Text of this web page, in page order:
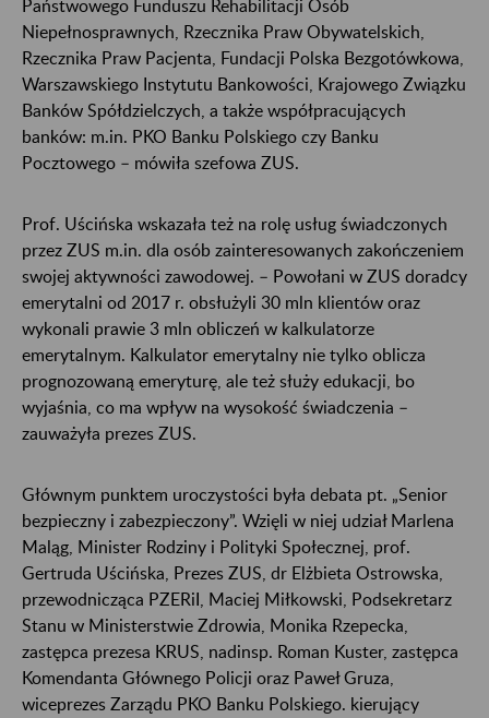
Państwowego Funduszu Rehabilitacji Osób
Niepełnosprawnych, Rzecznika Praw Obywatelskich,
Rzecznika Praw Pacjenta, Fundacji Polska Bezgotówkowa,
Warszawskiego Instytutu Bankowości, Krajowego Związku
Banków Spółdzielczych, a także współpracujących
banków: m.in. PKO Banku Polskiego czy Banku
Pocztowego – mówiła szefowa ZUS.
Prof. Uścińska wskazała też na rolę usług świadczonych
przez ZUS m.in. dla osób zainteresowanych zakończeniem
swojej aktywności zawodowej. – Powołani w ZUS doradcy
emerytalni od 2017 r. obsłużyli 30 mln klientów oraz
wykonali prawie 3 mln obliczeń w kalkulatorze
emerytalnym. Kalkulator emerytalny nie tylko oblicza
prognozowaną emeryturę, ale też służy edukacji, bo
wyjaśnia, co ma wpływ na wysokość świadczenia –
zauważyła prezes ZUS.
Głównym punktem uroczystości była debata pt. „Senior
bezpieczny i zabezpieczony”. Wzięli w niej udział Marlena
Maląg, Minister Rodziny i Polityki Społecznej, prof.
Gertruda Uścińska, Prezes ZUS, dr Elżbieta Ostrowska,
przewodnicząca PZERiI, Maciej Miłkowski, Podsekretarz
Stanu w Ministerstwie Zdrowia, Monika Rzepecka,
zastępca prezesa KRUS, nadinsp. Roman Kuster, zastępca
Komendanta Głównego Policji oraz Paweł Gruza,
wiceprezes Zarządu PKO Banku Polskiego. kierujący